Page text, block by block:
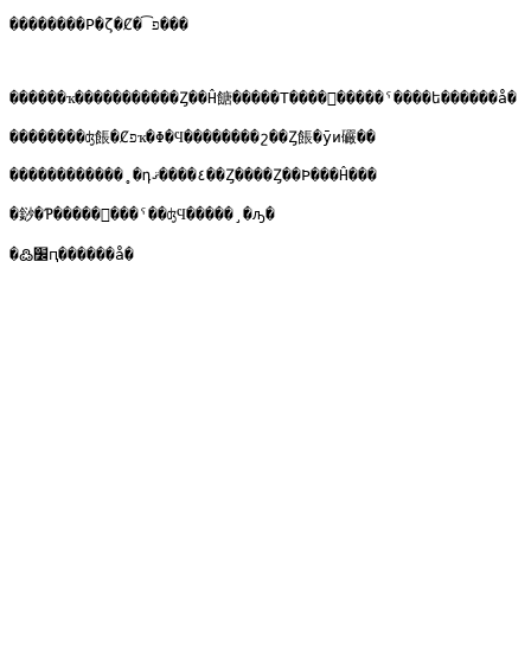
��������Ρ�ζ�Ȼ�͡פ���
������ҡ�����������Ȥ��Ĥ餹�����Τ����򡡤�����ˤ����ե������å�
��������ʤ餦�Ȼפҡ�Φ�Ϥ��������շ��Ȥ餦�ȳи礹��
������������˳�դ٤����ޤ��Ȥ����Ȥ��Ϸ���Ĥ���
�䤬�Ƥ�����򡡤���ˤ��ʤϤ�����¸�ԡ�
�߷׼ԥ������å�